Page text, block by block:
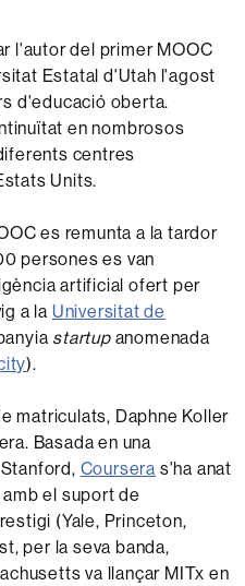
l'autor del primer MOOC
Estatal d'Utah l'agost
d'educació oberta.
en nombrosos
centres
Units.
es remunta a la tardor
persones es van
artificial ofert per
a la Universitat de
startupanomenada
).
matriculats, Daphne Koller
Basada en una
Coursera s'ha anat
el suport de
(Yale, Princeton,
per la seva banda,
va llançar MITx en